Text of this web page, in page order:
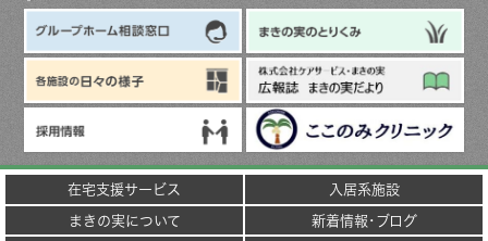
在宅支援サービス
入居系施設
まきの実について
新着情報･ブログ